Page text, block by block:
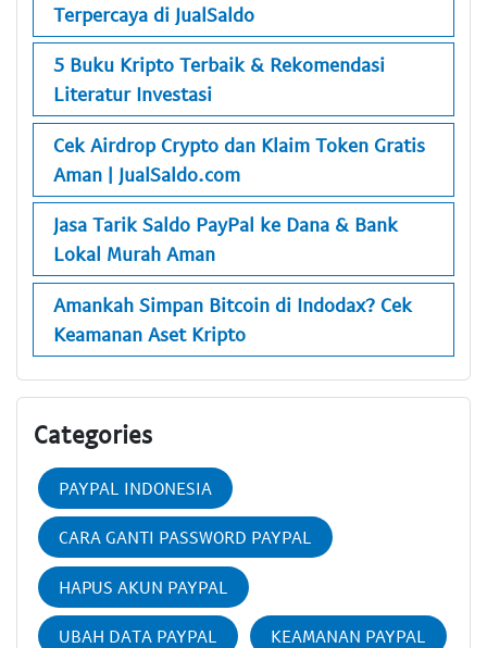
Terpercaya di JualSaldo
5 Buku Kripto Terbaik & Rekomendasi
Literatur Investasi
Cek Airdrop Crypto dan Klaim Token Gratis
Aman | JualSaldo.com
Jasa Tarik Saldo PayPal ke Dana & Bank
Lokal Murah Aman
Amankah Simpan Bitcoin di Indodax? Cek
Keamanan Aset Kripto
Categories
PAYPAL INDONESIA
CARA GANTI PASSWORD PAYPAL
HAPUS AKUN PAYPAL
UBAH DATA PAYPAL KEAMANAN PAYPAL